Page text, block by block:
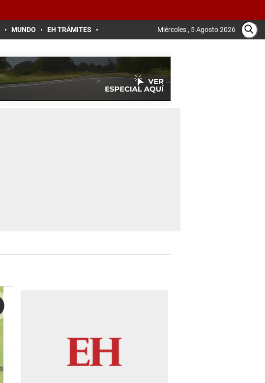
MUNDO EH TRÁMITES Miércoles , 5 Agosto 2026